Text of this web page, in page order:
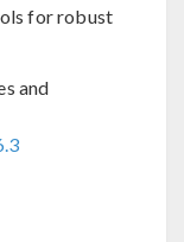
for robust
and